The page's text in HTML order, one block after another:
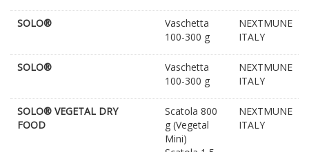
SOLO®
Vaschetta
100-300 g
NEXTMUNE
ITALY
SOLO®
Vaschetta
100-300 g
NEXTMUNE
ITALY
SOLO® VEGETAL DRY
FOOD
Scatola 800
g (Vegetal
Mini)
NEXTMUNE
ITALY